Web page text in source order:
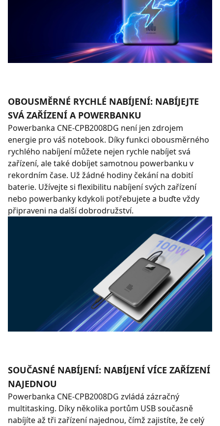
OBOUSMĚRNÉ RYCHLÉ NABÍJENÍ: NABÍJEJTE
SVÁ ZAŘÍZENÍ A POWERBANKU
Powerbanka CNE-CPB2008DG není jen zdrojem
energie pro váš notebook. Díky funkci obousměrného
rychlého nabíjení můžete nejen rychle nabíjet svá
zařízení, ale také dobíjet samotnou powerbanku v
rekordním čase. Už žádné hodiny čekání na dobití
baterie. Užívejte si flexibilitu nabíjení svých zařízení
nebo powerbanky kdykoli potřebujete a buďte vždy
připraveni na další dobrodružství.
SOUČASNÉ NABÍJENÍ: NABÍJENÍ VÍCE ZAŘÍZENÍ
NAJEDNOU
Powerbanka CNE-CPB2008DG zvládá zázračný
multitasking. Díky několika portům USB současně
nabíjíte až tři zařízení najednou, čímž zajistíte, že celý